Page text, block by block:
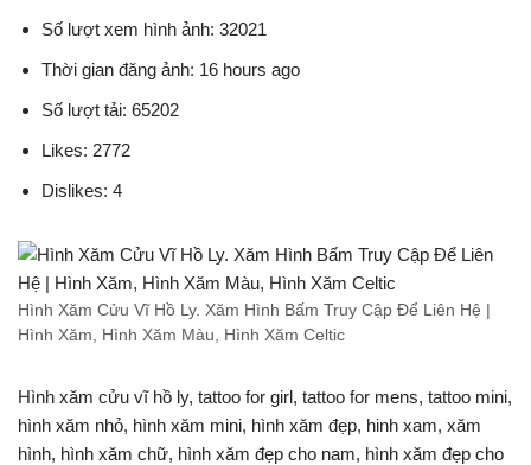
Số lượt xem hình ảnh: 32021
Thời gian đăng ảnh: 16 hours ago
Số lượt tải: 65202
Likes: 2772
Dislikes: 4
Hình Xăm Cửu Vĩ Hồ Ly. Xăm Hình Bấm Truy Cập Để Liên Hệ |
Hình Xăm, Hình Xăm Màu, Hình Xăm Celtic
Hình xăm cửu vĩ hồ ly, tattoo for girl, tattoo for mens, tattoo mini,
hình xăm nhỏ, hình xăm mini, hình xăm đẹp, hinh xam, xăm
hình, hình xăm chữ, hình xăm đẹp cho nam, hình xăm đẹp cho